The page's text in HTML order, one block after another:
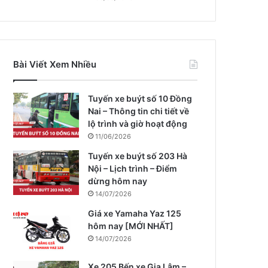
Bài Viết Xem Nhiều
Tuyến xe buýt số 10 Đồng
Nai – Thông tin chi tiết về
lộ trình và giờ hoạt động
11/06/2026
Tuyến xe buýt số 203 Hà
Nội – Lịch trình – Điểm
dừng hôm nay
14/07/2026
Giá xe Yamaha Yaz 125
hôm nay [MỚI NHẤT]
14/07/2026